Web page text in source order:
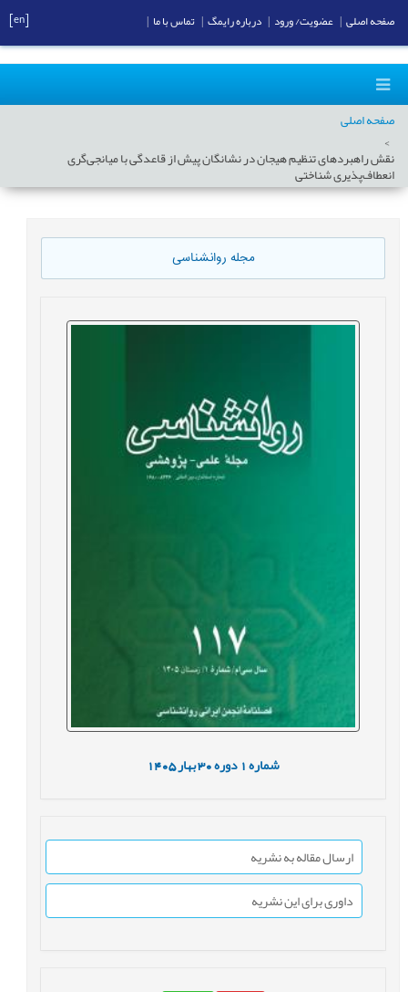
صفحه اصلی
نقش راهبردهای تنظیم هیجان در نشانگان پیش از قاعدگی با میانجی‌گری
انعطاف‌پذیری شناختی
مجله روانشناسی
شماره1 دوره30 بهار1405
ارسال مقاله به نشریه
داوری برای این نشریه
صفحه اصلی عضویت/ ورود درباره رایمگ تماس با ما